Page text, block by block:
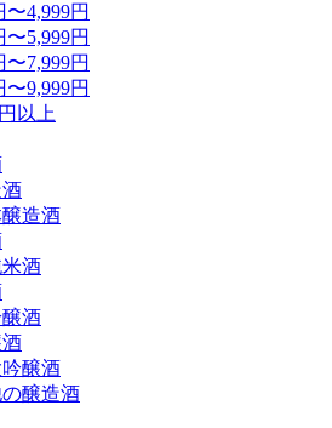
〜4,999円
〜5,999円
〜7,999円
〜9,999円
以上
造酒
酒
酒
醸酒
醸造酒